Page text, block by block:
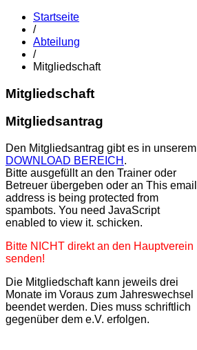
Startseite
/
Abteilung
/
Mitgliedschaft
Mitgliedschaft
Mitgliedsantrag
Den Mitgliedsantrag gibt es in unserem
DOWNLOAD BEREICH .
Bitte ausgefüllt an den Trainer oder
Betreuer übergeben oder an This email
address is being protected from
spambots. You need JavaScript
enabled to view it. schicken.
Bitte NICHT direkt an den Hauptverein
senden!
Die Mitgliedschaft kann jeweils drei
Monate im Voraus zum Jahreswechsel
beendet werden. Dies muss schriftlich
gegenüber dem e.V. erfolgen.